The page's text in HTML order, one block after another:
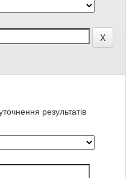
результатів